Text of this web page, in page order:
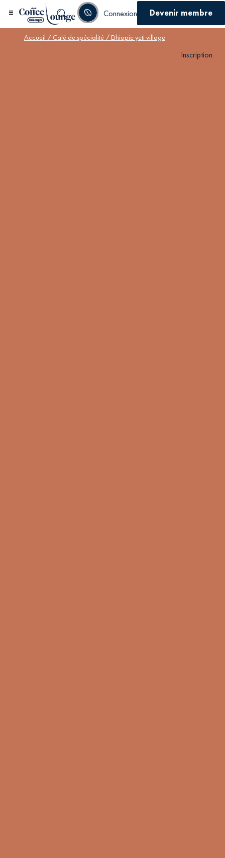
Connexion Devenir membre
Inscription
Accueil / Café de spécialité / Ethiopie yeti village